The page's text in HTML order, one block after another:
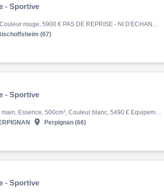
- Sportive
Cb, 16174 km, Essence, 471cm³, Couleur rouge, 5900 € PAS DE REPRISE - NI D'ECHANGE Historique et entretien [Contexte achat] : Achetée à un Particulier [Précédent(s) propriétaire(s)] : 2ème main [Garantie] : NON [Finition] : HONDA CB 500 F ABS A2 [Carnet d'entretien] : P…
(67)
- Sportive
Cb, 10/2020, 29197 km, Première main, Essence, 500cm³, Couleur blanc, 5490 € Equipements : HONDA CB 500 X MODELE CB 500 X 1ERE MAIN 29197KM BON ETAT GENERAL PARE MAINS TOP CASE 2 CASQUES ENTRETIEN ET CONSOMMABLES A JOUR REPRISE ET FINANCEMENT POSSIBLES GARANTIE CONCESSION 1 AN E…
 Perpignan (66)
- Sportive